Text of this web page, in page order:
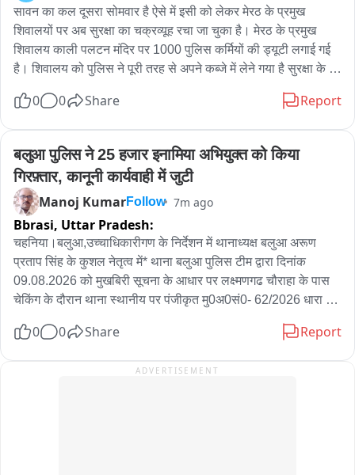
सावन का कल दूसरा सोमवार है ऐसे में इसी को लेकर मेरठ के प्रमुख
शिवालयों पर अब सुरक्षा का चक्रव्यूह रचा जा चुका है। मेरठ के प्रमुख
शिवालय काली पलटन मंदिर पर 1000 पुलिस कर्मियों की ड्यूटी लगाई गई
है। शिवालय को पुलिस ने पूरी तरह से अपने कब्जे में लेने गया है सुरक्षा के
सीसीटीवी कैमरे लगाए गए हैं यानी मंदिर की निगरानी अब सीसीटीवी कैमरे से
है। सुरक्षा के लिए लिहाज से तमाम अधिकारी लगातार भ्रमणशील है और
निगाह बनाए हुए हैं।
0 0 Share Report
बलुआ पुलिस ने 25 हजार इनामिया अभियुक्त को किया
गिरफ़्तार, कानूनी कार्यवाही में जुटी
Manoj KumarFollow 7m ago
Bbrasi, Uttar Pradesh:
चहनिया।बलुआ,उच्चाधिकारीगण के निर्देशन में थानाध्यक्ष बलुआ अरूण
प्रताप सिंह के कुशल नेतृत्व में* थाना बलुआ पुलिस टीम द्वारा दिनांक
09.08.2026 को मुखबिरी सूचना के आधार पर लक्ष्मणगढ चौराहा के पास
चेकिंग के दौरान थाना स्थानीय पर पंजीकृत मु0अ0सं0- 62/2026 धारा
25000/- रूपये के इनामियां अभियुक्त राहुल यादव पुत्र श्याम बिहारी यादव
विधिक कार्यवाही प्रचलित है।
0 0 Share Report
ADVERTISEMENT